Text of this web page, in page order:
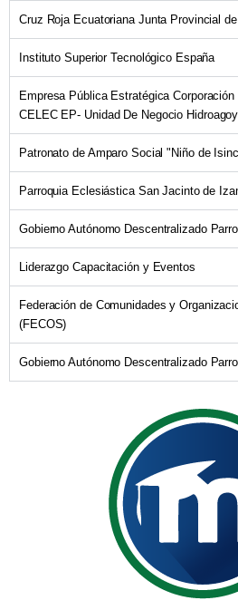
Cruz Roja Ecuatoriana Junta Provincial
Instituto Superior Tecnológico España
Empresa Pública Estratégica
CELEC EP- Unidad De Negocio
Patronato de Amparo Social "Niño de
Parroquia Eclesiástica San Jacinto de
Gobierno Autónomo Descentralizado
Liderazgo Capacitación y Eventos
Federación de Comunidades y
(FECOS)
Gobierno Autónomo Descentralizado